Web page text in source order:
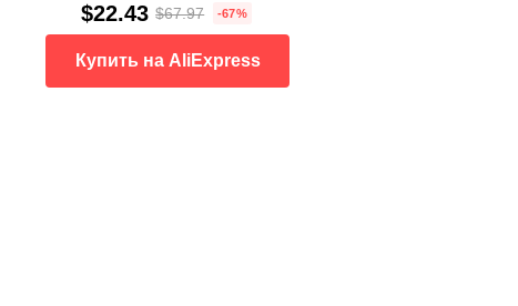
$22.43 $67.97 -67%
Купить на AliExpress